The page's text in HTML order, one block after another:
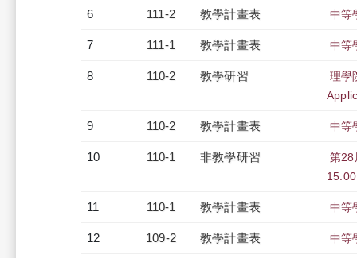
6 111-2 教學計畫表 中等
7 111-1 教學計畫表 中等
8 110-2 教學研習
理學
9 110-2 教學計畫表 中等
10 110-1 非教學研習
第28
11 110-1 教學計畫表 中等
12 109-2 教學計畫表 中等